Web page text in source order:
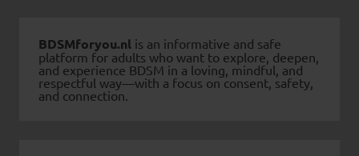
BDSMforyou.nl is an informative and safe
platform for adults who want to explore, deepen,
and experience BDSM in a loving, mindful, and
respectful way—with a focus on consent, safety,
and connection.